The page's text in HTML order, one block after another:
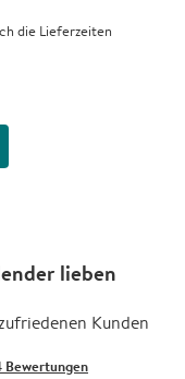
die Lieferzeiten
lieben
Kunden
Bewertungen